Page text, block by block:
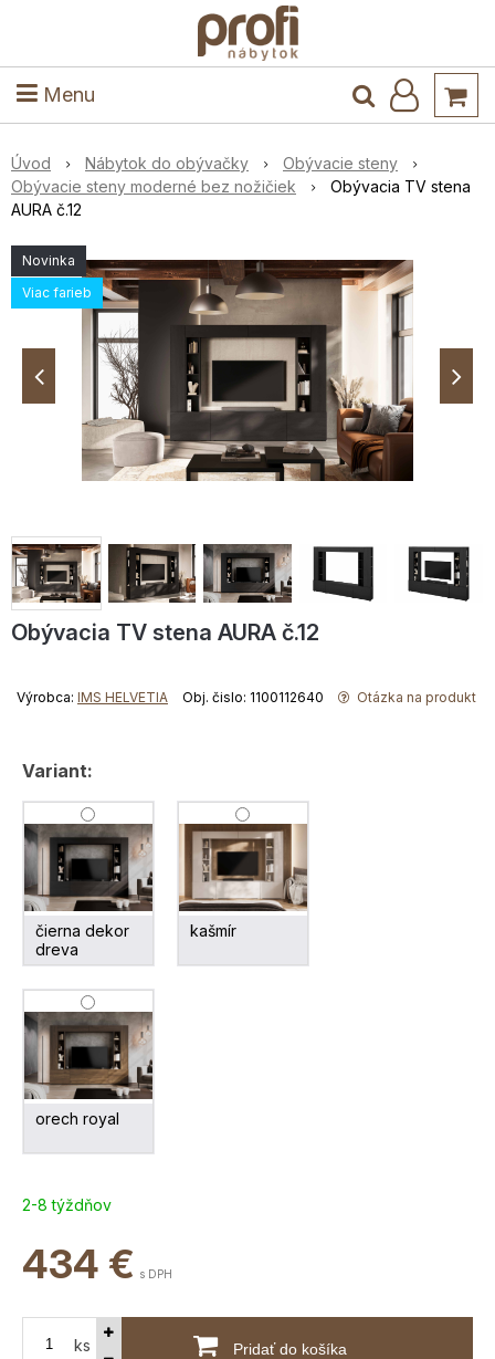
Menu
Kuchyňa a jedáleň
Úvod Nábytok do obývačky
Obývacie steny
Obývacie steny moderné bez nožičiek
Obývacia TV stena
AURA č.12
Novinka
Viac farieb
Obývacia TV stena AURA č.12
Výrobca: IMS HELVETIA Obj. čislo: 1100112640 Otázka na produkt
Variant:
čierna dekor
dreva
kašmír
orech royal
2-8 týždňov
434 € s DPH
ks Pridať do košíka